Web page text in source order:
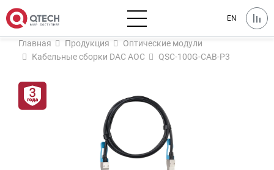
EN
Главная Продукция
Оптические модули
Кабельные сборки DAC AOC
QSC-100G-CAB-P3